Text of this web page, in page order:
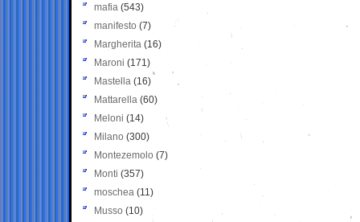
mafia (543)
manifesto (7)
Margherita (16)
Maroni (171)
Mastella (16)
Mattarella (60)
Meloni (14)
Milano (300)
Montezemolo (7)
Monti (357)
moschea (11)
Musso (10)